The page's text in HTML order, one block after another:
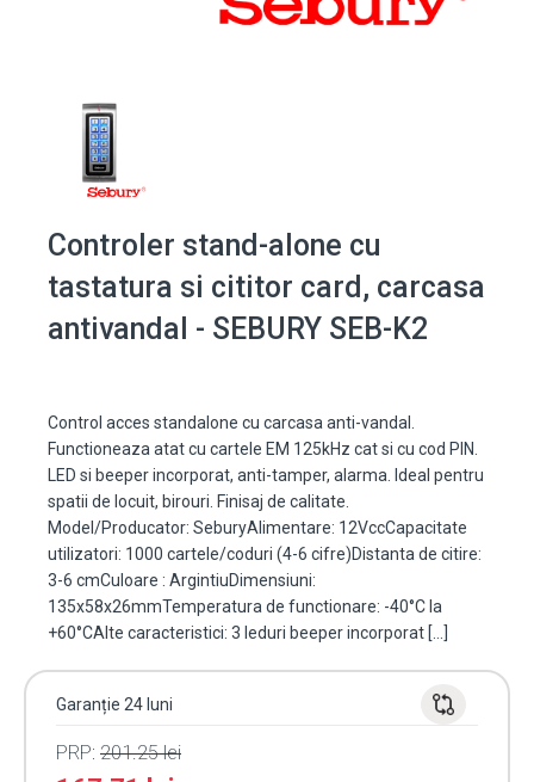
Controler stand-alone cu
tastatura si cititor card, carcasa
antivandal - SEBURY SEB-K2
Control acces standalone cu carcasa anti-vandal.
Functioneaza atat cu cartele EM 125kHz cat si cu cod PIN.
LED si beeper incorporat, anti-tamper, alarma. Ideal pentru
spatii de locuit, birouri. Finisaj de calitate.
Model/Producator: SeburyAlimentare: 12VccCapacitate
utilizatori: 1000 cartele/coduri (4-6 cifre)Distanta de citire:
3-6 cmCuloare : ArgintiuDimensiuni:
135x58x26mmTemperatura de functionare: -40°C la
+60°CAlte caracteristici: 3 leduri beeper incorporat […]
Garanție 24 luni
PRP: 201.25lei